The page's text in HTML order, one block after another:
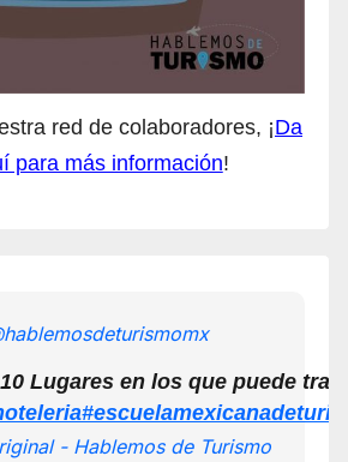
red de colaboradores, ¡Da
para más información!
10 Lugares en los que puede
- Hablemos de Turismo